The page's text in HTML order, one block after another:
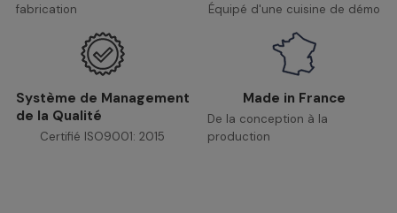
fabrication
Équipé d'une cuisine de démo
Système de Management
de la Qualité
Certifié ISO9001: 2015
Made in France
De la conception à la
production